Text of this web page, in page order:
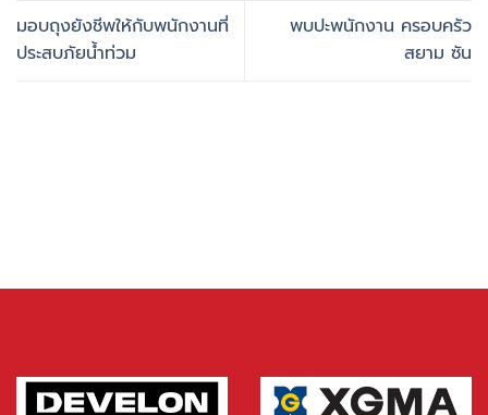
มอบถุงยังชีพให้กับพนักงานที่
ประสบภัยน้ำท่วม
พบปะพนักงาน ครอบครัว
สยาม ซัน